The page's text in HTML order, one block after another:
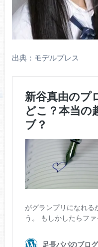
出典：モデルプレス